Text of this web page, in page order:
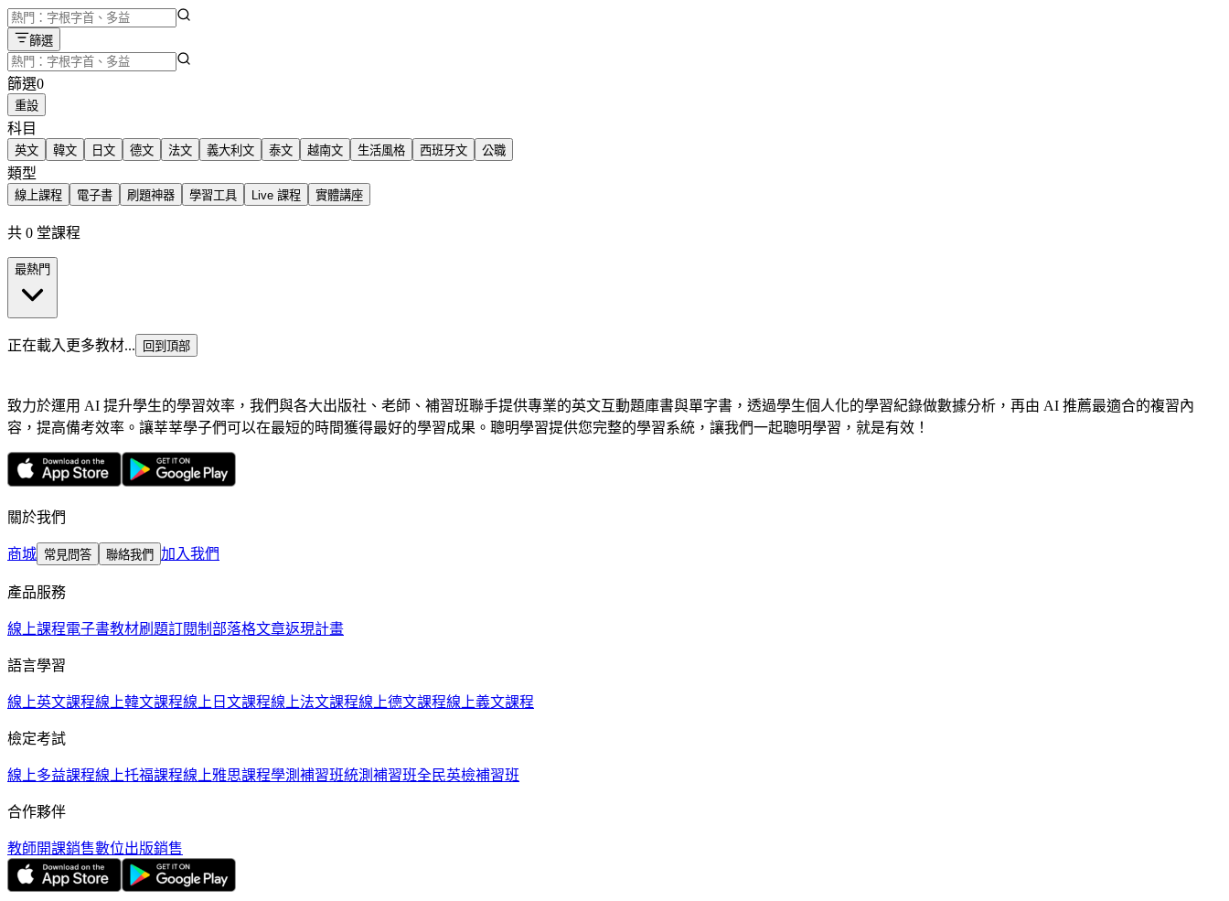
篩選
篩選0
重設
科目
英文 韓文 日文 德文 法文 義大利文 泰文 越南文 生活風格 西班牙文 公職
類型
線上課程 電子書 刷題神器 學習工具 Live 課程 實體講座
共 0 堂課程
最熱門
正在載入更多教材... 回到頂部
致力於運用 AI 提升學生的學習效率，我們與各大出版社、老師、補習班聯手提供專業的英文互動題庫書與單字書，透過學生個人化的學習紀錄做數據分析，再由 AI 推薦最適合的複習內
容，提高備考效率。讓莘莘學子們可以在最短的時間獲得最好的學習成果。聰明學習提供您完整的學習系統，讓我們一起聰明學習，就是有效！
關於我們
商城 常見問答 聯絡我們 加入我們
產品服務
線上課程電子書教材刷題訂閱制 部落格文章返現計畫
語言學習
線上英文課程線上韓文課程線上日文課程線上法文課程線上德文課程線上義文課程
檢定考試
線上多益課程線上托福課程線上雅思課程學測補習班統測補習班全民英檢補習班
合作夥伴
教師開課銷售數位出版銷售